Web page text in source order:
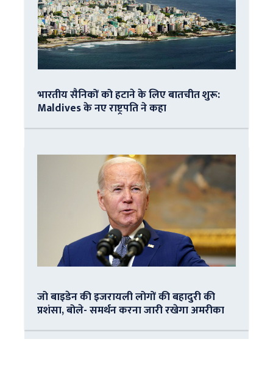
भारतीय सैनिकों को हटाने के लिए बातचीत शुरू:
Maldives के नए राष्ट्रपति ने कहा
जो बाइडेन की इजरायली लोगों की बहादुरी की
प्रशंसा, बोले- समर्थन करना जारी रखेगा अमरीका